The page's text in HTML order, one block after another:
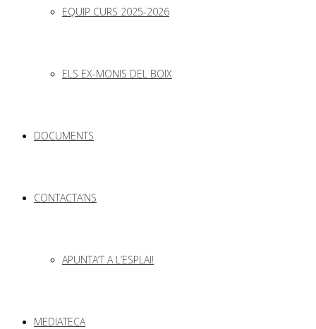
EQUIP CURS 2025-2026
ELS EX-MONIS DEL BOIX
DOCUMENTS
CONTACTA’NS
APUNTA’T A L’ESPLAI!
MEDIATECA